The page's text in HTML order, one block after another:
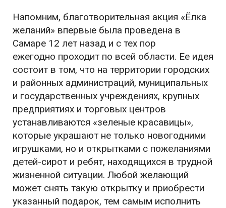
Напомним, благотворительная акция «Ёлка
желаний» впервые была проведена в
Самаре 12 лет назад и с тех пор
ежегодно проходит по всей области. Ее идея
состоит в том, что на территории городских
и районных администраций, муниципальных
и государственных учреждениях, крупных
предприятиях и торговых центров
устанавливаются «зеленые красавицы»,
которые украшают не только новогодними
игрушками, но и открытками с пожеланиями
детей-сирот и ребят, находящихся в трудной
жизненной ситуации. Любой желающий
может снять такую открытку и приобрести
указанный подарок, тем самым исполнить